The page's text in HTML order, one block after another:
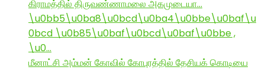
கிராமத்தில் திருவண்ணாமலை அகமுடையா…
\u0bb5\u0ba8\u0bcd\u0ba4\u0bbe\u0baf\u
0bcd \u0b85\u0baf\u0bcd\u0baf\u0bbe ,
\u0…
மீனாட்சி அம்மன் கோவில் கோபுரத்தில் தேசியக் கொடியை